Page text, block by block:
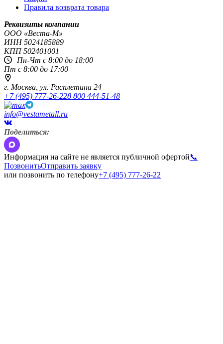
Правила возврата товара
Реквизиты компании
OOO «Веста-М»
ИНН5024185889
КПП502401001
Пн-Чт с 8:00 до 18:00
Пт с 8:00 до 17:00
г. Москва, ул. Расплетина 24
+7 (495) 777-26-228 800 444-51-48
info@vestametall.ru
Поделиться:
Информация на сайте не является публичной офертой📞
ПозвонитьОтправить заявку
или позвонить по телефону+7 (495) 777-26-22